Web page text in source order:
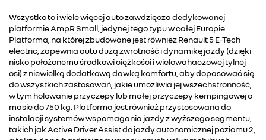
Wszystko to i wiele więcej auto zawdzięcza dedykowanej
platformie AmpR Small, jedynej tego typu w całej Europie.
Platforma, na której zbudowane jest również Renault 5 E-Tech
electric, zapewnia autu dużą zwrotność i dynamikę jazdy (dzięki
nisko położonemu środkowi ciężkości i wielowahaczowej tylnej
osi) z niewielką dodatkową dawką komfortu, aby dopasować się
do wszystkich zastosowań, jakie umożliwia jej wszechstronność,
w tym holowanie przyczepy lub małej przyczepy kempingowej o
masie do 750 kg. Platforma jest również przystosowana do
instalacji systemów wspomagania jazdy z wyższego segmentu,
takich jak Active Driver Assist do jazdy autonomicznej poziomu 2,